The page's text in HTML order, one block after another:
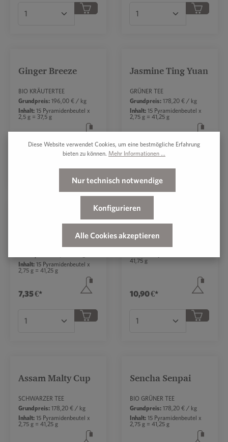
Produkt Anzahl: Gib den gewünschten
Produkt Anzahl:
Ginger Breeze
BIO KRÄUTERTEE
Grundpreis: 196,00 € / kg
Inhalt: 15 Pyramidenbeutel x
2,5 g = 37,5 g
7,35 €*
Jasmine Ting Yuan
GRÜNER TEE
Grundpreis: 178,20 € / kg
Inhalt: 15 Pyramidenbeutel x
2,75 g = 41,25 g
7,35 €*
Lemon Mint
Inhalt: 15 Pyramidenbeutel x
2,75 g = 41,25 g
7,35 €*
Produkt Anzahl: Gib den gewünschten
Tasting Collection
PYRA PACK
41,75 g
10,90 €*
Produkt Anzahl:
Assam Malty Cup
SCHWARZER TEE
Grundpreis: 178,20 € / kg
Inhalt: 15 Pyramidenbeutel x
2,75 g = 41,25 g
Sencha Senpai
BIO GRÜNER TEE
Grundpreis: 178,20 € / kg
Inhalt: 15 Pyramidenbeutel x
2,75 g = 41,25 g
Diese Website verwendet Cookies, um eine bestmögliche Erfahrung
bieten zu können. Mehr Informationen ...
Nur technisch notwendige
Konfigurieren
Alle Cookies akzeptieren